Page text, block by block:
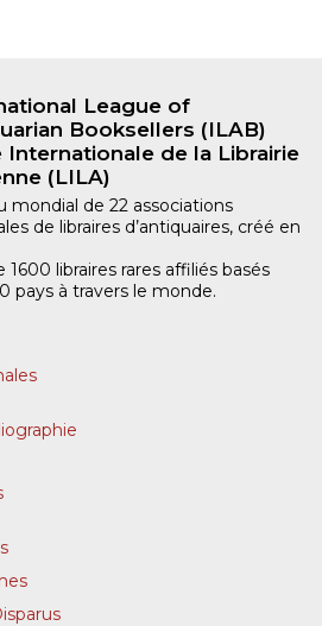
League of
Booksellers (ILAB)
Internationale de la Librairie
(LILA)
mondial de 22 associations
de libraires d’antiquaires, créé en
1600 libraires rares affiliés basés
pays à travers le monde.